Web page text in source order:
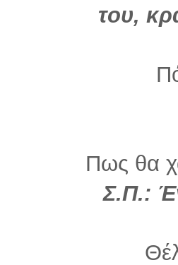
του,
Πως θα
Σ.Π.: